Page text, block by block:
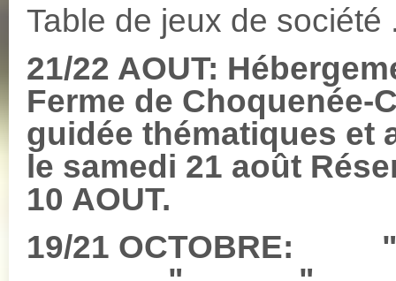
Table de jeux de société
21/22 AOUT:
Ferme de Choquenée-
guidée thématiques et
le samedi 21 août
10 AOUT.
19/21